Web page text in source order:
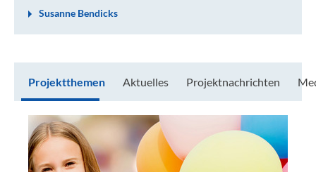
Susanne Bendicks
Projektthemen Aktuelles Projektnachrichten
Projektthemen